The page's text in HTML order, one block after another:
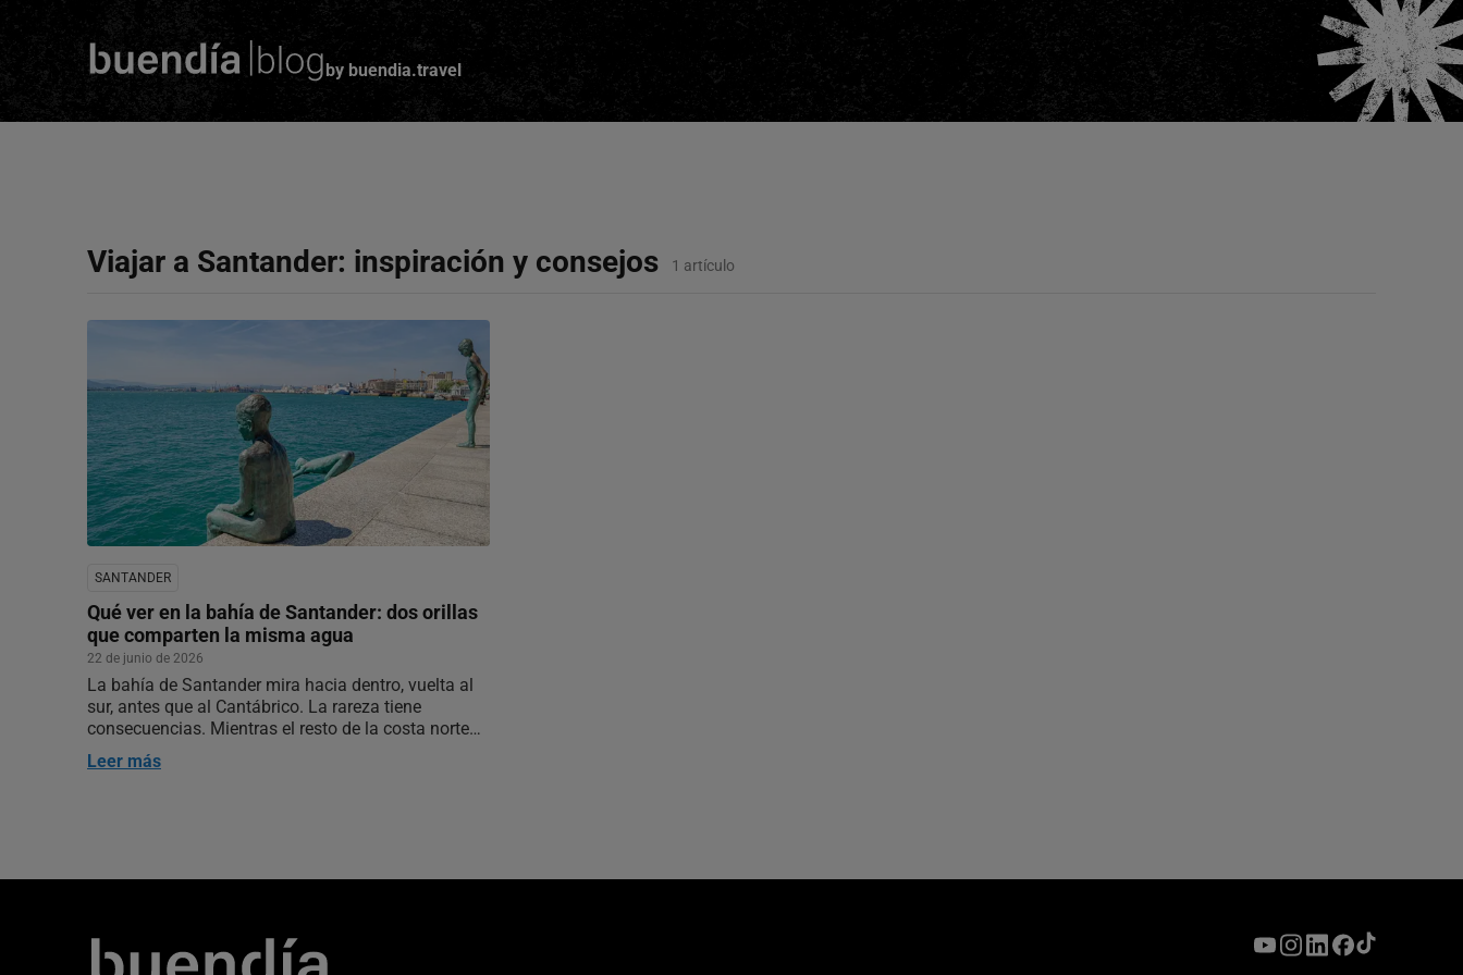
to
by buendia.travel
Viajar a Santander: inspiración y consejos 1 artículo
SANTANDER
Qué ver en la bahía de Santander: dos orillas
que comparten la misma agua
22 de junio de 2026
La bahía de Santander mira hacia dentro, vuelta al
sur, antes que al Cantábrico. La rareza tiene
consecuencias. Mientras el resto de la costa norte
encara el mar abierto, Santander creció hacia un
agua mansa, abrigada del océano por una barra de
Leer más